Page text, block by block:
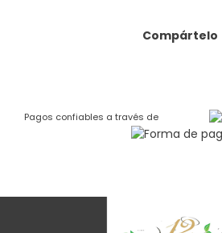
Compártelo
Pagos confiables a través de